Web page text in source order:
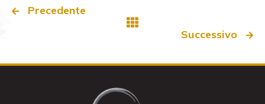
Precedente
Successivo